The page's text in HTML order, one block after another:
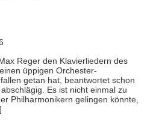
Reger den Klavierliedern des
üppigen Orchester-
getan hat, beantwortet schon
Es ist nicht einmal zu
Philharmonikern gelingen könnte,